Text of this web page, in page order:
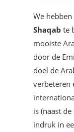
We
Shaqab te
mooiste
door de
doel de
verbeteren
is (naast
indruk in